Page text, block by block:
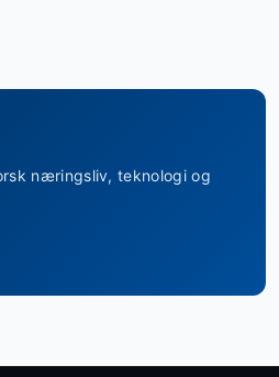
næringsliv, teknologi og